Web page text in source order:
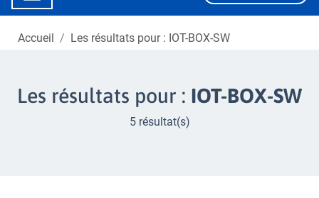
Accueil Les résultats pour : IOT-BOX-SW
Les résultats pour : IOT-BOX-SW
5 résultat(s)